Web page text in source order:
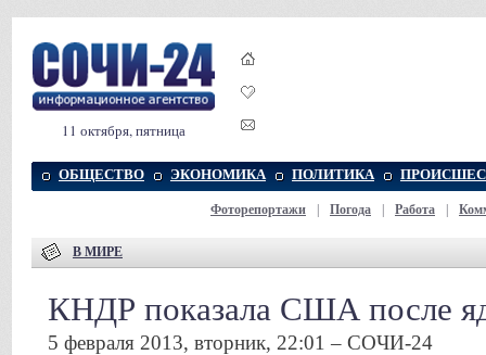
11 октября, пятница
ОБЩЕСТВО ЭКОНОМИКА ПОЛИТИКА
Фоторепортажи Погода Работа
В МИРЕ
КНДР показала США после
5 февраля 2013, вторник, 22:01 – СОЧИ-24